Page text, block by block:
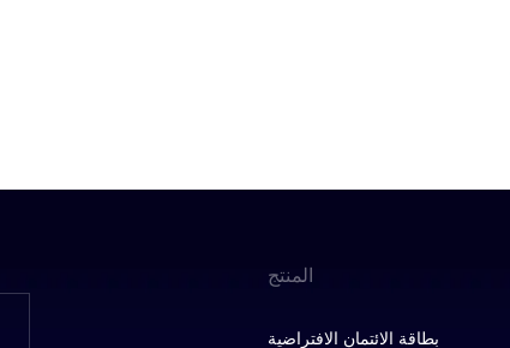
المنتج
بطاقة الائتمان الافتراضية